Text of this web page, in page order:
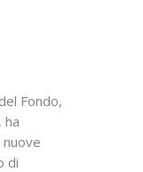
Fondo,
ha
di